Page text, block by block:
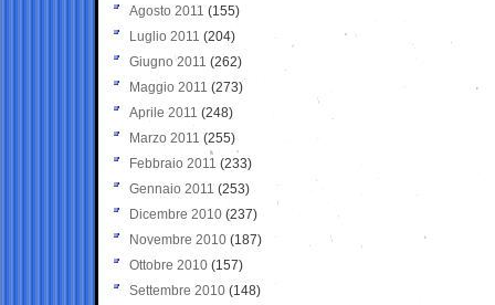
Agosto 2011 (155)
Luglio 2011 (204)
Giugno 2011 (262)
Maggio 2011 (273)
Aprile 2011 (248)
Marzo 2011 (255)
Febbraio 2011 (233)
Gennaio 2011 (253)
Dicembre 2010 (237)
Novembre 2010 (187)
Ottobre 2010 (157)
Settembre 2010 (148)